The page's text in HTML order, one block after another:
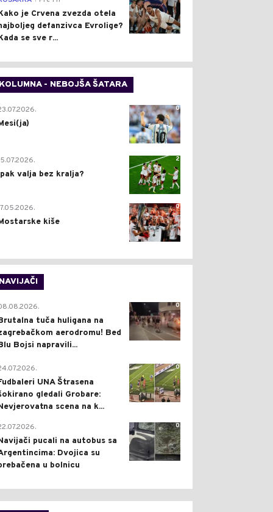
je Crvena zvezda otela
defanzivca Evrolige?
se sve r...
KOLUMNA - NEBOJŠA ŠATARA
0
2
valja bez kralja?
0
kiše
NAVIJAČI
0
tuča huligana na
aerodromu! Bed
Bojsi napravili...
0
UNA Štrasena
gledali Grobare:
scena na k...
0
pucali na autobus sa
Dvojica su
u bolnicu